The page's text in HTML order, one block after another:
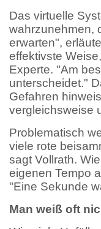
Das virtuelle
wahrzunehmen,
erwarten",
effektivste
Experte. "Am
unterscheidet."
Gefahren
vergleichsweise
Problematisch
viele rote
sagt Vollrath.
eigenen Tempo
"Eine Sekunde
Man weiß oft